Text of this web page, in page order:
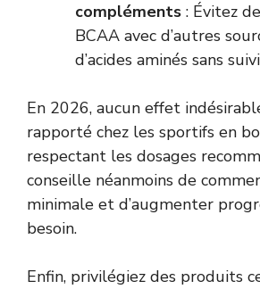
compléments : Évitez
BCAA avec d’autres
d’acides aminés sans
En 2026, aucun effet
rapporté chez les sportifs en
respectant les dosages
conseille néanmoins de
minimale et d’augmenter
besoin.
Enfin, privilégiez des produits